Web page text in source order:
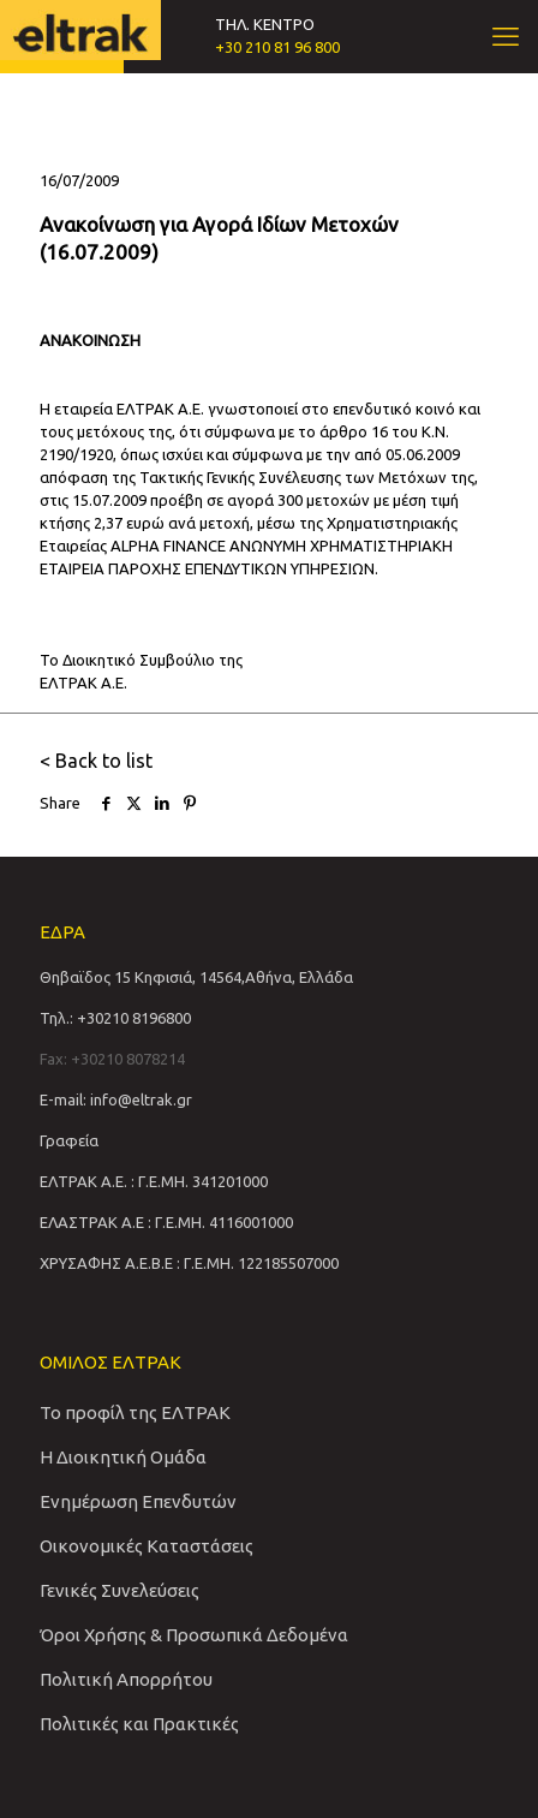
ΤΗΛ. ΚΕΝΤΡΟ
+30 210 81 96 800
16/07/2009
Ανακοίνωση για Αγορά Ιδίων Μετοχών
(16.07.2009)
ΑΝΑΚΟΙΝΩΣΗ
Η εταιρεία ΕΛΤΡΑΚ Α.Ε. γνωστοποιεί στο επενδυτικό κοινό και
τους μετόχους της, ότι σύμφωνα με το άρθρο 16 του Κ.Ν.
2190/1920, όπως ισχύει και σύμφωνα με την από 05.06.2009
απόφαση της Τακτικής Γενικής Συνέλευσης των Μετόχων της,
στις 15.07.2009 προέβη σε αγορά 300 μετοχών με μέση τιμή
κτήσης 2,37 ευρώ ανά μετοχή, μέσω της Χρηματιστηριακής
Εταιρείας ALPHA FINANCE ΑΝΩΝΥΜΗ ΧΡΗΜΑΤΙΣΤΗΡΙΑΚΗ
ΕΤΑΙΡΕΙΑ ΠΑΡΟΧΗΣ ΕΠΕΝΔΥΤΙΚΩΝ ΥΠΗΡΕΣΙΩΝ.
Το Διοικητικό Συμβούλιο της
ΕΛΤΡΑΚ Α.Ε.
< Back to list
Share
ΕΔΡΑ
Θηβαϊδος 15 Κηφισιά, 14564,Αθήνα, Ελλάδα
Τηλ.: +30210 8196800
Fax: +30210 8078214
E-mail: info@eltrak.gr
Γραφεία
ΕΛΤΡΑΚ Α.Ε. : Γ.Ε.ΜΗ. 341201000
ΕΛΑΣΤΡΑΚ Α.Ε : Γ.Ε.ΜΗ. 4116001000
ΧΡΥΣΑΦΗΣ Α.Ε.Β.Ε : Γ.Ε.ΜΗ. 122185507000
ΟΜΙΛΟΣ ΕΛΤΡΑΚ
Το προφίλ της ΕΛΤΡΑΚ
Η Διοικητική Ομάδα
Ενημέρωση Επενδυτών
Οικονομικές Καταστάσεις
Γενικές Συνελεύσεις
Όροι Χρήσης & Προσωπικά Δεδομένα
Πολιτική Απορρήτου
Πολιτικές και Πρακτικές